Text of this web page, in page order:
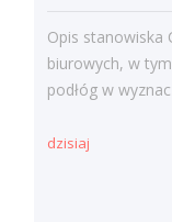
Opis stanowiska
biurowych, w
podłóg w
dzisiaj